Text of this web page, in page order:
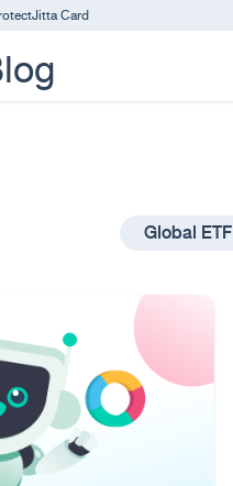
Jitta Card
Global ETF